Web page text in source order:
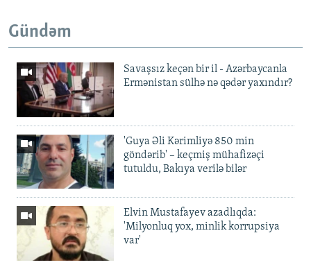
Gündəm
Savaşsız keçən bir il - Azərbaycanla
Ermənistan sülhə nə qədər yaxındır?
'Guya Əli Kərimliyə 850 min
göndərib' – keçmiş mühafizəçi
tutuldu, Bakıya verilə bilər
Elvin Mustafayev azadlıqda:
'Milyonluq yox, minlik korrupsiya
var'